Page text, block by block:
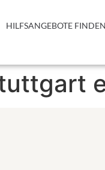
HILFSANGEBOTE FINDEN